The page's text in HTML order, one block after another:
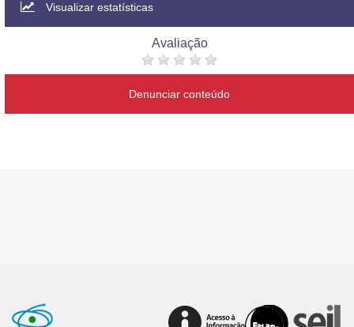
Visualizar estatísticas
Avaliação
Denunciar conteúdo